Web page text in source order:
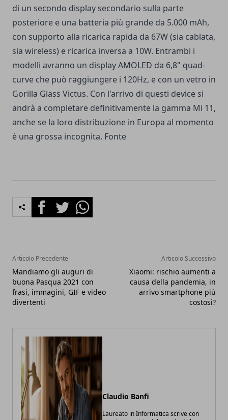
di un secondo display secondario sulla parte
posteriore e una batteria più grande da 5.000 mAh,
con supporto alla ricarica rapida da 67W (sia cablata,
sia wireless) e ricarica inversa a 10W. Entrambi i
modelli avranno un display AMOLED da 6,8" quad-
curve che può raggiungere i 120Hz, e con un vetro in
Gorilla Glass Victus. Con l'arrivo di questi device si
andrà a completare definitivamente la gamma Mi 11,
anche se la loro distribuzione in Europa al momento
è una grossa incognita. Fonte
FacebookTwitterWhatsapp
Articolo Precedente
Mandiamo gli auguri di
buona Pasqua 2021 con
frasi, immagini, GIF e video
divertenti
Articolo Successivo
Xiaomi: rischio aumenti a
causa della pandemia, in
arrivo smartphone più
costosi?
Claudio Banfi
Laureato in Informatica scrive con